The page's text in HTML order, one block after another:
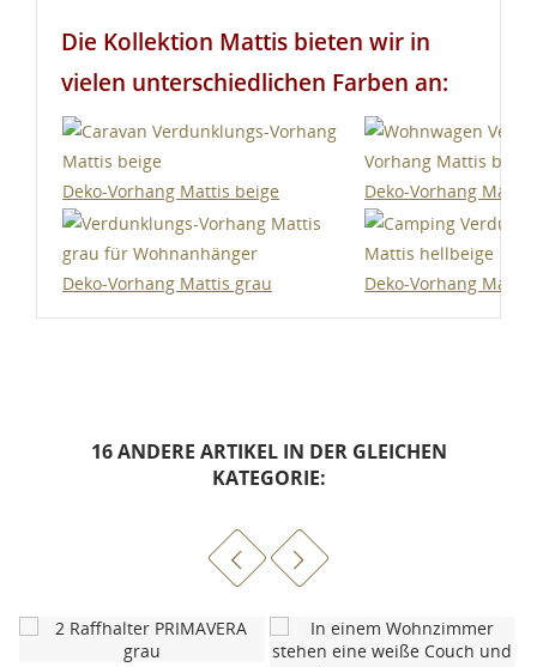
Die Kollektion Mattis bieten wir in
vielen unterschiedlichen Farben an:
Deko-Vorhang Mattis beige Deko-Vorhang
Deko-Vorhang Mattis grau Deko-Vorhang
16 ANDERE ARTIKEL IN DER GLEICHEN
KATEGORIE: